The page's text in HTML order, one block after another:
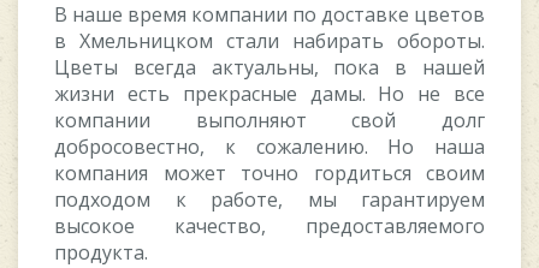
В наше время компании по доставке цветов
в Хмельницком стали набирать обороты.
Цветы всегда актуальны, пока в нашей
жизни есть прекрасные дамы. Но не все
компании выполняют свой долг
добросовестно, к сожалению. Но наша
компания может точно гордиться своим
подходом к работе, мы гарантируем
высокое качество, предоставляемого
продукта.